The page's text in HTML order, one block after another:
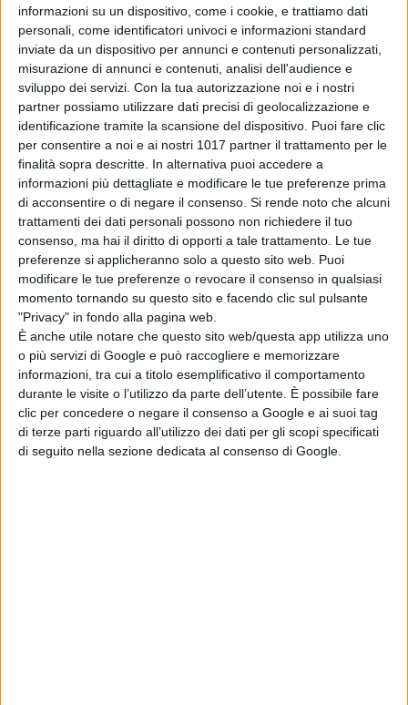
informazioni su un dispositivo, come i cookie, e trattiamo dati
personali, come identificatori univoci e informazioni standard
inviate da un dispositivo per annunci e contenuti personalizzati,
misurazione di annunci e contenuti, analisi dell'audience e
sviluppo dei servizi. Con la tua autorizzazione noi e i nostri
partner possiamo utilizzare dati precisi di geolocalizzazione e
identificazione tramite la scansione del dispositivo. Puoi fare clic
per consentire a noi e ai nostri 1017 partner il trattamento per le
finalità sopra descritte. In alternativa puoi accedere a
informazioni più dettagliate e modificare le tue preferenze prima
di acconsentire o di negare il consenso. Si rende noto che alcuni
trattamenti dei dati personali possono non richiedere il tuo
consenso, ma hai il diritto di opporti a tale trattamento. Le tue
preferenze si applicheranno solo a questo sito web. Puoi
modificare le tue preferenze o revocare il consenso in qualsiasi
momento tornando su questo sito e facendo clic sul pulsante
"Privacy" in fondo alla pagina web.
È anche utile notare che questo sito web/questa app utilizza uno
o più servizi di Google e può raccogliere e memorizzare
informazioni, tra cui a titolo esemplificativo il comportamento
durante le visite o l’utilizzo da parte dell’utente. È possibile fare
clic per concedere o negare il consenso a Google e ai suoi tag
di terze parti riguardo all’utilizzo dei dati per gli scopi specificati
di seguito nella sezione dedicata al consenso di Google.
La Redazione
PubblicatoOttobre 1, 2022in
Festa del Cinema di Roma 2022
daLa Redazione
Tag:
Articoli recenti
Madden: il film
con Nicolas Cage
e Christian Bale
arriva su Prime
Video